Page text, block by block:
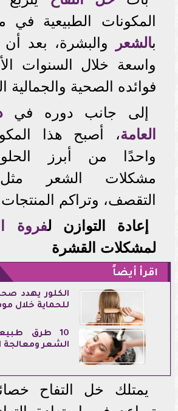
المكونات الطبيعية في
بالشعر
والبشرة، بعد
واسعة خلال السنوات
فوائده الصحية والجمالية
إلى جانب دوره في
العامة، أصبح هذا
واحدًا من أبرز
مشكلات الشعر
التقصف، وتراكم
إعادة التوازن لفروة
لمشكلات القشرة
اقرأ أيضاً
الكلور يهدد
للحماية خلال
10 طرق
الشعر ومعالجة
يمتلك خل التفاح